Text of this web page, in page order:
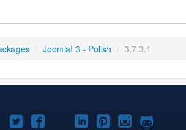
/ Joomla! 3 - Polish / 3.7.3.1
Joomla!Joomla!Joomla!
Joomla!Joomla!
Joomla!Joomla!